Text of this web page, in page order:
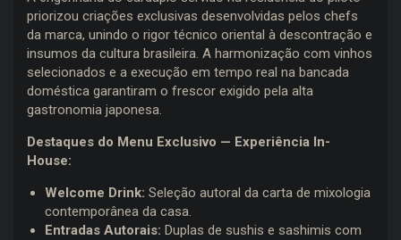
priorizou criações exclusivas desenvolvidas pelos chefs
da marca, unindo o rigor técnico oriental à descontração e
insumos da cultura brasileira. A harmonização com vinhos
selecionados e a execução em tempo real na bancada
doméstica garantiram o frescor exigido pela alta
gastronomia japonesa.
Destaques do Menu Exclusivo — Experiência In-
House:
Welcome Drink: Seleção autoral da carta de mixologia
contemporânea da casa.
Entradas Autorais: Duplas de sushis e sashimis com